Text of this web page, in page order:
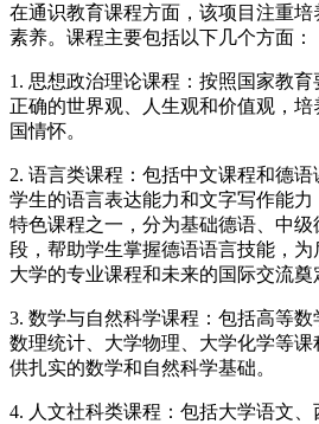
在通识教育课程方面，该项目注重
素养。课程主要包括以下几个方面：
1. 思想政治理论课程：按照国家教
正确的世界观、人生观和价值观，
国情怀。
2. 语言类课程：包括中文课程和德
学生的语言表达能力和文字写作能
特色课程之一，分为基础德语、中
段，帮助学生掌握德语语言技能，
大学的专业课程和未来的国际交流奠
3. 数学与自然科学课程：包括高等
数理统计、大学物理、大学化学等
供扎实的数学和自然科学基础。
4. 人文社科类课程：包括大学语文